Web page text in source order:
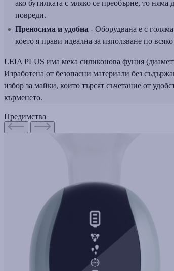
ако бутилката с мляко се преобърне, то
повреди.
Преносима и удобна - Оборудвана е с
което я прави идеална за използване по
LEIA PLUS има мека силиконова фуния
Изработена от безопасни материали без
избор за майки, които търсят съчетание от
кърменето.
Предимства